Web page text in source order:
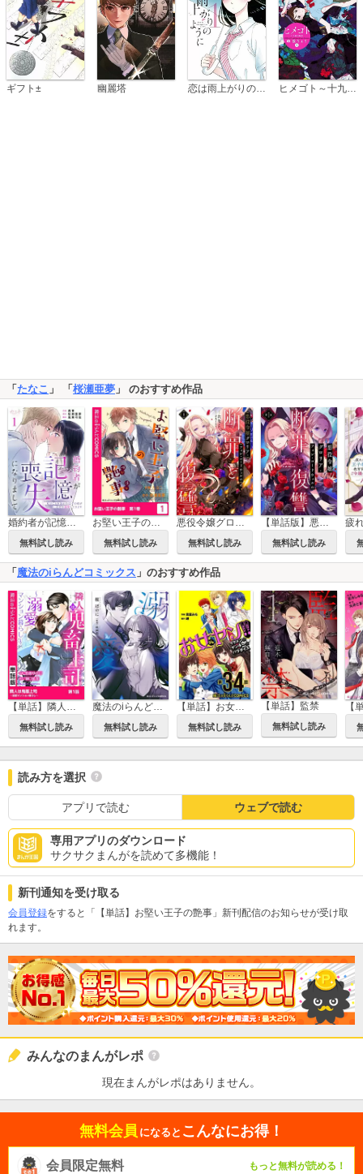
ギフト± 幽麗塔 ヒメゴト～十九歳の制服～
「たなこ 」 「桜瀬亜夢 」 のおすすめ作品
無料試し読み
お堅い王子の艶事
無料試し読み
悪役令嬢グロリア・フォン・コードウェルの断罪と復讐@COMIC
無料試し読み
【単話版】悪役令嬢グロリア・フォン・コードウェルの断罪と復讐@COMIC
無料試し読み
「 魔法のiらんどコミックス 」のおすすめ作品
【単話】隣人は鬼畜上司～溺愛マンション暮らし～
無料試し読み
魔法のiらんどCOMICS 溺愛
無料試し読み
【単話】お女ヤン!!
無料試し読み
【単話】監禁
無料試し読み
読み方を選択
アプリで読む ウェブで読む
専用アプリのダウンロード
サクサクまんがを読めて多機能！
新刊通知を受け取る
会員登録をすると「【単話】お堅い王子の艶事」新刊配信のお知らせが受け取
れます。
みんなのまんがレポ
現在まんがレポはありません。
無料会員 になると こんなにお得！
会員限定無料 もっと無料が読める！